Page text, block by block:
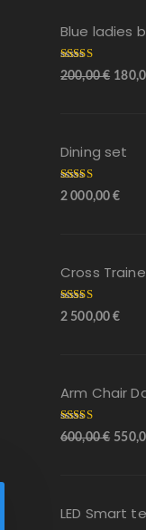
Blue ladies
Arvostelu
tuotteesta:
200,00€
Dining set
Arvostelu
tuotteesta:
2 000,00€
Cross
Arvostelu
tuotteesta:
2 500,00€
Arm Chair
Arvostelu
tuotteesta:
600,00€
LED Smart